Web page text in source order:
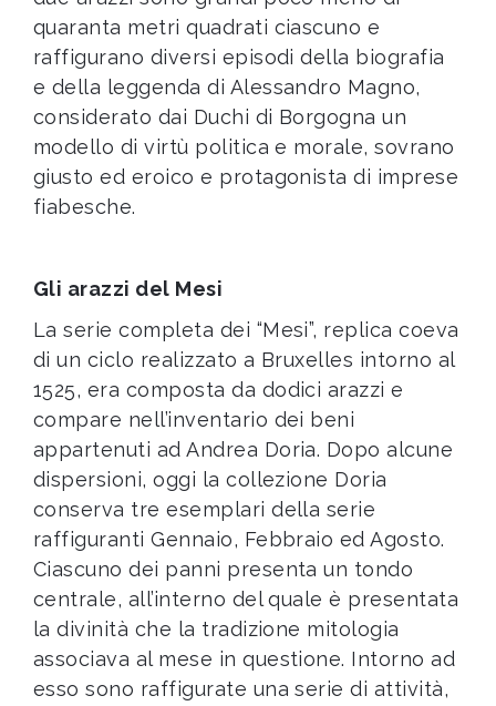
quaranta metri quadrati ciascuno e
raffigurano diversi episodi della biografia
e della leggenda di Alessandro Magno,
considerato dai Duchi di Borgogna un
modello di virtù politica e morale, sovrano
giusto ed eroico e protagonista di imprese
fiabesche.
Gli arazzi del Mesi
La serie completa dei “Mesi”, replica coeva
di un ciclo realizzato a Bruxelles intorno al
1525, era composta da dodici arazzi e
compare nell’inventario dei beni
appartenuti ad Andrea Doria. Dopo alcune
dispersioni, oggi la collezione Doria
conserva tre esemplari della serie
raffiguranti Gennaio, Febbraio ed Agosto.
Ciascuno dei panni presenta un tondo
centrale, all’interno del quale è presentata
la divinità che la tradizione mitologia
associava al mese in questione. Intorno ad
esso sono raffigurate una serie di attività,